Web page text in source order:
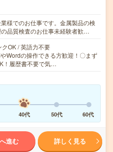
様でのお仕事です。金属製品の検
品質検査のお仕事未経験者歓…
OK / 英語力不要
Wordの操作できる方歓迎！〇まず
！履歴書不要で気…
40代 50代 60代
進む 詳しく見る